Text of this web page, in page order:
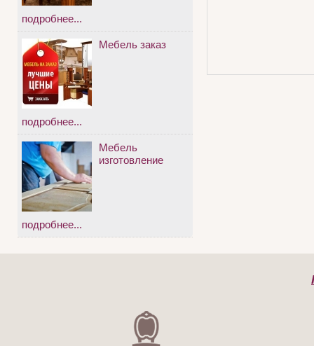
подробнее...
Мебель заказ
подробнее...
Мебель
изготовление
подробнее...